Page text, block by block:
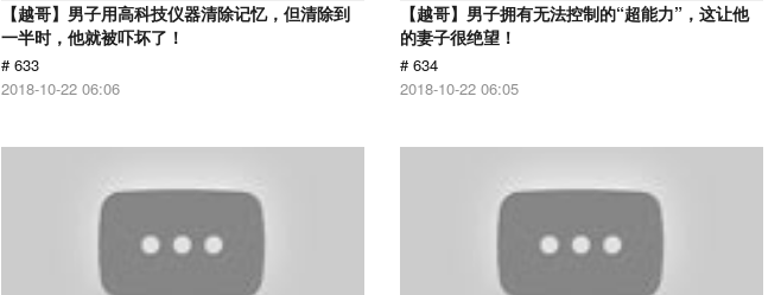
【越哥】男子用高科技仪器清除记忆，但清除到
一半时，他就被吓坏了！
# 633
2018-10-22 06:06
【越哥】男子拥有无法控制的“超能力”，这让他
的妻子很绝望！
# 634
2018-10-22 06:05